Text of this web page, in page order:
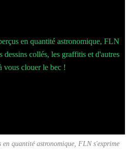
en quantité astronomique, FLN s'exprime